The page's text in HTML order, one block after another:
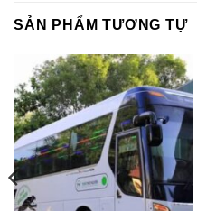
SẢN PHẨM TƯƠNG TỰ